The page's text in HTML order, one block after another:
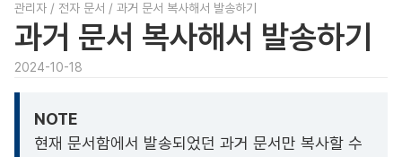
관리자 / 전자 문서 / 과거 문서 복사해서 발송하기
과거 문서 복사해서 발송하기
2024-10-18
NOTE
현재 문서함에서 발송되었던 과거 문서만 복사할 수